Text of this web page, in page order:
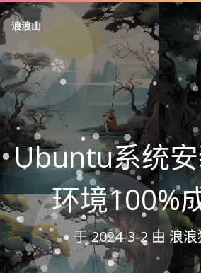
浪浪山
Ubuntu系统
环境100%
于2024-3-2 由 浪